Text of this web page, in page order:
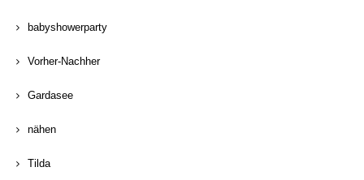
babyshowerparty
Vorher-Nachher
Gardasee
nähen
Tilda